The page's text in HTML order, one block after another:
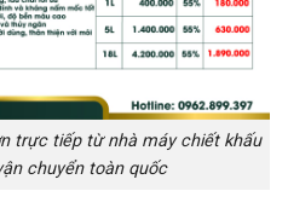
trực tiếp từ nhà máy chiết khấu
chuyển toàn quốc